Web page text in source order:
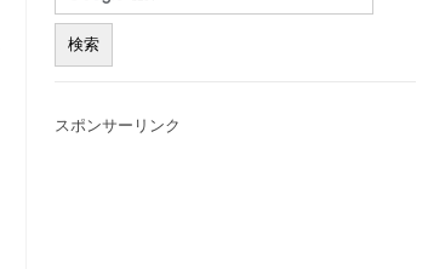
スポンサーリンク